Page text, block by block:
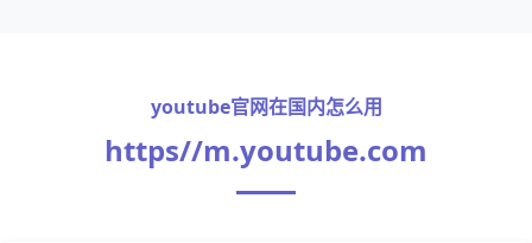
youtube官网在国内怎么用
https//m.youtube.com